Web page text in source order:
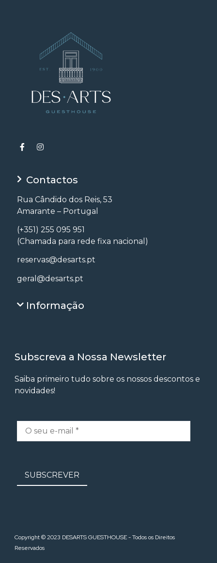
Contactos
Rua Cândido dos Reis, 53
Amarante – Portugal
(+351) 255 095 951
(Chamada para rede fixa nacional)
reservas@desarts.pt
geral@desarts.pt
Informação
Subscreva a Nossa Newsletter
Saiba primeiro tudo sobre os nossos descontos e
novidades!
Copyright © 2023 DESARTS GUESTHOUSE - Todos os Direitos
Reservados